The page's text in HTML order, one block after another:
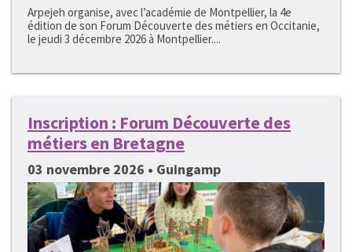
Arpejeh organise, avec l’académie de Montpellier, la 4e
édition de son Forum Découverte des métiers en Occitanie,
le jeudi 3 décembre 2026 à Montpellier....
Inscription : Forum Découverte des
métiers en Bretagne
03 novembre 2026 • Guingamp